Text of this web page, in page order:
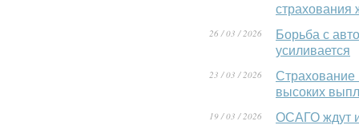
страхования
26 / 03 / 2026
Борьба с
усиливается
23 / 03 / 2026
Страхование
высоких
19 / 03 / 2026
ОСАГО ждут